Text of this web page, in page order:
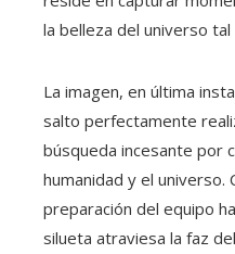
la belleza del universo tal
La imagen, en última
salto perfectamente
búsqueda incesante por
humanidad y el
preparación del equipo
silueta atraviesa la faz